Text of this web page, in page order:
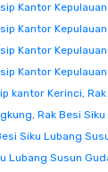
Kantor Kepulauan
Kantor Kepulauan
Kantor
Kantor Kepulauan
kantor Kerinci,
, Rak Besi
Siku Lubang
Lubang Susun